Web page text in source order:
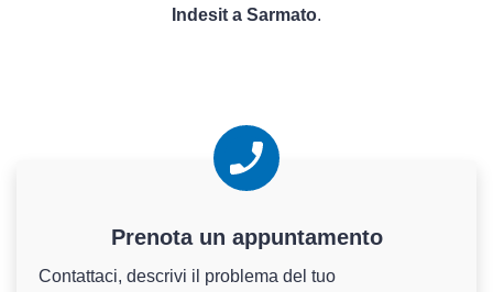
Indesit a Sarmato.
Prenota un appuntamento
Contattaci, descrivi il problema del tuo